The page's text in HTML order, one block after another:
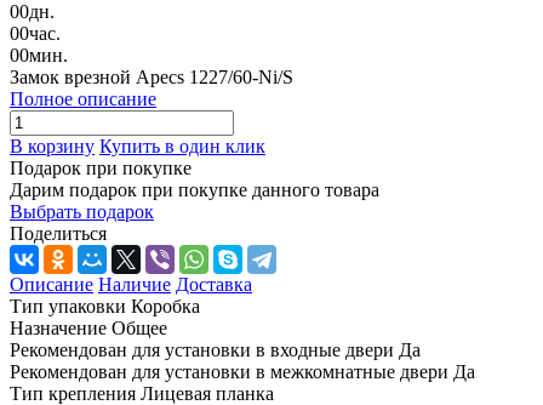
00дн.
00час.
00мин.
Замок врезной Apecs 1227/60-Ni/S
Полное описание
В корзину Купить в один клик
Подарок при покупке
Дарим подарок при покупке данного товара
Выбрать подарок
Поделиться
Описание Наличие Доставка
Тип упаковки Коробка
Назначение Общее
Рекомендован для установки в входные двери Да
Рекомендован для установки в межкомнатные двери Да
Тип крепления Лицевая планка